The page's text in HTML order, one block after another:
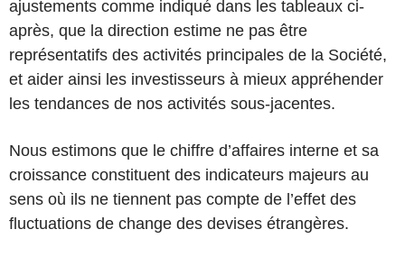
ajustements comme indiqué dans les tableaux ci-
après, que la direction estime ne pas être
représentatifs des activités principales de la Société,
et aider ainsi les investisseurs à mieux appréhender
les tendances de nos activités sous-jacentes.
Nous estimons que le chiffre d’affaires interne et sa
croissance constituent des indicateurs majeurs au
sens où ils ne tiennent pas compte de l’effet des
fluctuations de change des devises étrangères.